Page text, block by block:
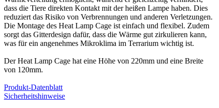
dass die Tiere direkten Kontakt mit der heißen Lampe haben. Dies
reduziert das Risiko von Verbrennungen und anderen Verletzungen.
Die Montage des Heat Lamp Cage ist einfach und flexibel. Zudem
sorgt das Gitterdesign dafür, dass die Wärme gut zirkulieren kann,
was für ein angenehmes Mikroklima im Terrarium wichtig ist.
Der Heat Lamp Cage hat eine Höhe von 220mm und eine Breite
von 120mm.
Produkt-Datenblatt
Sicherheitshinweise